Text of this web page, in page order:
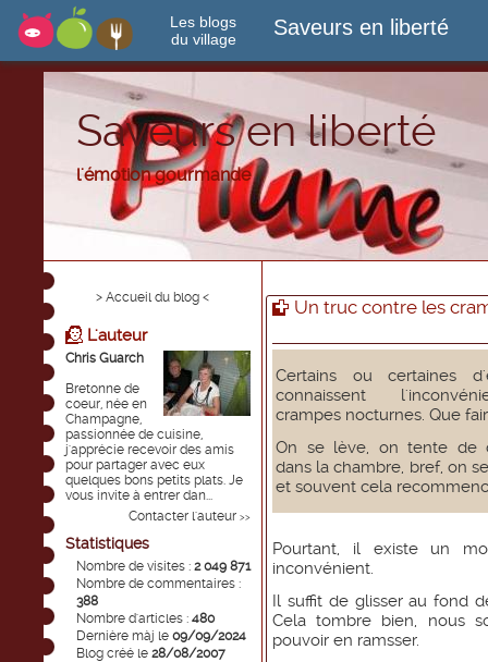
Les blogs
du village
Saveurs en liberté
Saveurs en liberté
l'émotion gourmande
> Accueil du blog <
L'auteur
Chris Guarch
Bretonne de
coeur, née en
Champagne,
passionnée de cuisine,
j'apprécie recevoir des amis
pour partager avec eux
quelques bons petits plats. Je
vous invite à entrer dan...
Contacter l'auteur >>
Statistiques
Nombre de visites : 2 049 871
Nombre de commentaires :
388
Nombre d'articles : 480
Dernière màj le 09/09/2024
Blog créé le 28/08/2007
Un truc contre les
Certains ou certaines
connaissent
crampes nocturnes. Que
On se lève, on tente de
dans la chambre, bref, on
et souvent cela
Pourtant, il existe un
inconvénient.
Il suffit de glisser au fond
Cela tombre bien, nous
pouvoir en ramsser.